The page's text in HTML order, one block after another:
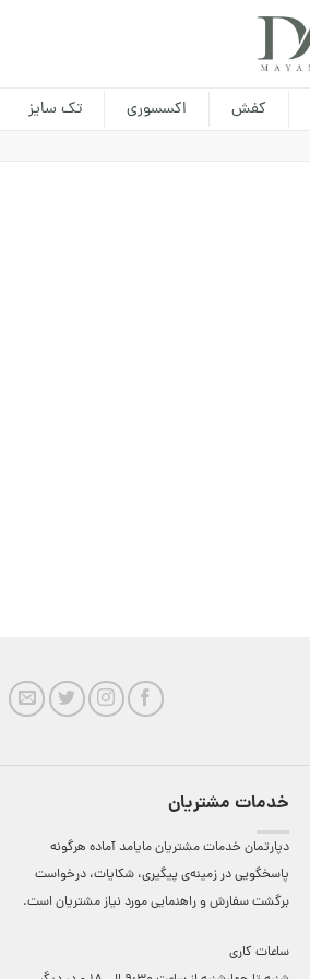
کفش اکسسوری تک سایز
خدمات مشتریان
دپارتمان خدمات مشتریان مایامد آماده هرگونه
پاسخگویی در زمینه‌ی پیگیری، شکایات، درخواست
برگشت سفارش و راهنمایی مورد نیاز مشتریان است.
ساعات کاری